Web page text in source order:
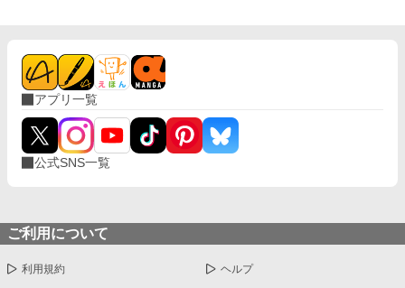
アプリ一覧
公式SNS一覧
ご利用について
利用規約 ヘルプ